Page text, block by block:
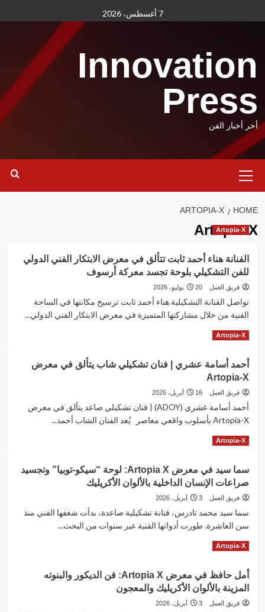
to
7 أغسطس، 2026
Innovation
Press
أخر أخبار الفن
Menu
HOME
ARTOPIA-X
Artopia-X
Artopia-X
الفنانة هناء أحمد ثابت تتألق في معرض الابتكار الفني الدولي
للفن التشكيلي بلوحة تجسد معركة أرسوف
فريق العمل 20 يوليو، 2026
تواصل الفنانة التشكيلية هناء أحمد ثابت ترسيخ مكانتها في الساحة
الفنية من خلال مشاركتها المتميزة في معرض الابتكار الفني الدولي...
Read More
Read
الفنانة
هناء
أحمد
تتألق
في
معرض
الابتكار
الدولي
للفن
التشكيلي
بلوحة
تجسد
معركة
Artopia-X
أحمد أسامة عشري | فنان تشكيلي شاب يتألق في معرض
Artopia-X
فريق العمل 16 أبريل، 2026
أحمد أسامة عشري (ADOY) | فنان تشكيلي صاعد يتألق في معرض
Artopia-X بأسلوب واقعي معاصر يُعد الفنان الشاب أحمد...
Read More
Read
أحمد
أسامة
عشري
فنان
تشكيلي
شاب
يتألق
معرض
Artopia-
Artopia-X
سما سيد في معرض Artopia X: لوحة “سيكو-توبيا” وتجسيد
صراعات الإنسان الداخلية بالألوان الأكريليك
فريق العمل 3 أبريل، 2026
سما سيد محمد تادرس، فنانة تشكيلية صاعدة، بدأت شغفها الفني منذ
سن العاشرة. طورت أدواتها الفنية عبر سنوات من البحث...
Read More
Read
سما
سيد
في
Artopia-X
أمل حافظ في معرض Artopia X: فن الديكور والبنوته
المزينة بالألوان الأكريليك والمعجون
فريق العمل 3 أبريل، 2026